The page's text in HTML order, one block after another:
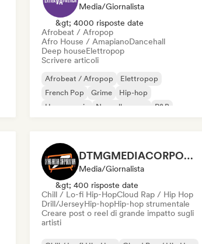
Media/Giornalista
&gt; 4000 risposte date
Afrobeat / Afropop
Afro House / AmapianoDancehall
Deep houseElettropop
Scrivere articoli
Afrobeat / Afropop
Elettropop
French Pop
Grime
Hip-hop
House music
Nouvelle scene R&B
DTMGMEDIACORPORATION
Media/Giornalista
&gt; 400 risposte date
Chill / Lo-fi Hip-HopCloud Rap / Hip Hop
Drill/JerseyHip-hopHip-hop strumentale
Creare post o reel di grande impatto sugli
artisti